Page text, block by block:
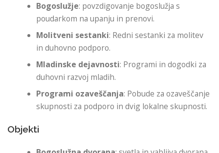
Bogoslužje: povzdigovanje bogoslužja s
poudarkom na upanju in prenovi.
Molitveni sestanki: Redni sestanki za molitev
in duhovno podporo.
Mladinske dejavnosti: Programi in dogodki za
duhovni razvoj mladih.
Programi ozaveščanja: Pobude za ozaveščanje
skupnosti za podporo in dvig lokalne skupnosti.
Objekti